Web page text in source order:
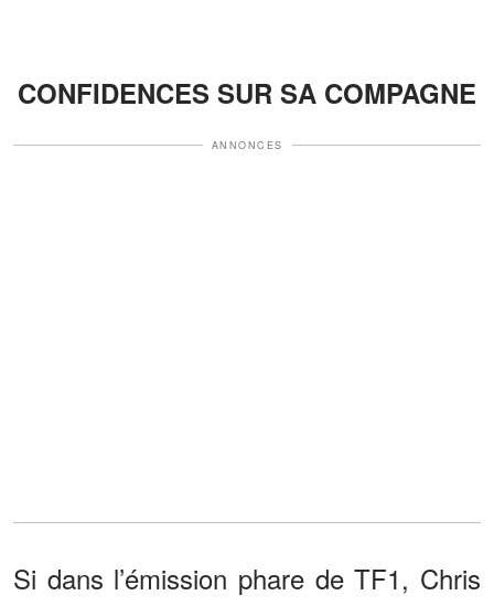
CONFIDENCES SUR SA COMPAGNE
ANNONCES
Si dans l’émission phare de TF1, Chris